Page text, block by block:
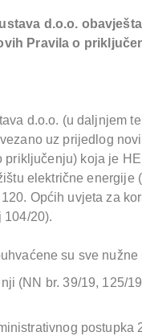
d.o.o.
Pravila o
d.o.o. (u daljnjem
uz prijedlog
priključenju) koja je
električne energije
Općih uvjeta za
104/20).
su sve
(NN br. 39/19, 125/